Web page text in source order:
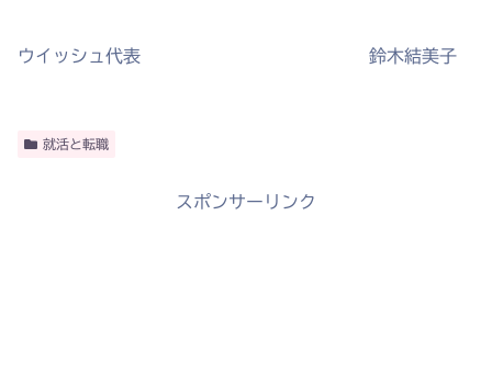
ウイッシュ代表 鈴木結美子
就活と転職
スポンサーリンク